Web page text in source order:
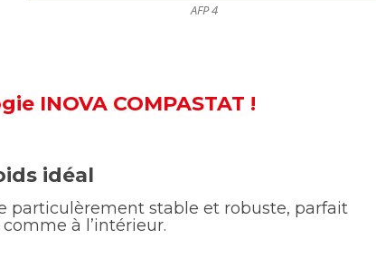
AFP 4
INOVA COMPASTAT !
idéal
particulèrement stable et robuste, parfait
à l’intérieur.